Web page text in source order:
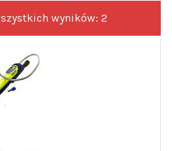
wyników: 2